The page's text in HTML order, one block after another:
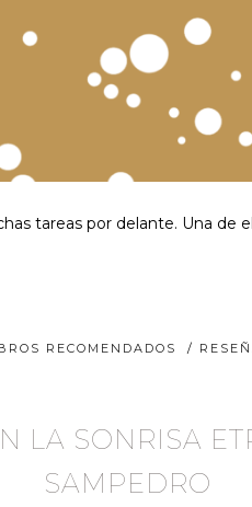
tareas por delante. Una de
RECOMENDADOS /
LA SONRISA
SAMPEDRO